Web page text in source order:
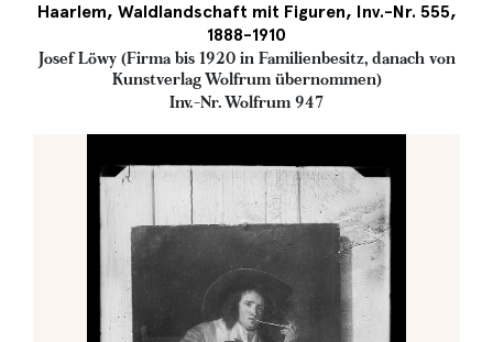
Haarlem, Waldlandschaft mit Figuren, Inv.-Nr. 555,
1888-1910
Josef Löwy (Firma bis 1920 in Familienbesitz, danach von
Kunstverlag Wolfrum übernommen)
Inv.-Nr. Wolfrum 947